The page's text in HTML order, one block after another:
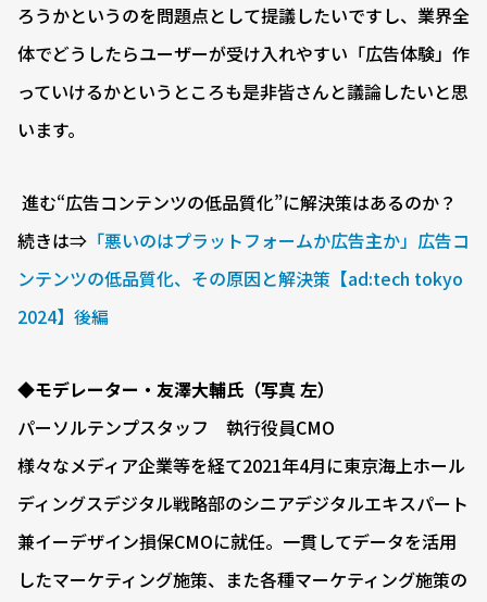
ろうかというのを問題点として提議したいですし、業界全
体でどうしたらユーザーが受け入れやすい「広告体験」作
っていけるかというところも是非皆さんと議論したいと思
います。
進む“広告コンテンツの低品質化”に解決策はあるのか？
続きは⇒ 「悪いのはプラットフォームか広告主か」広告コ
ンテンツの低品質化、その原因と解決策【ad:tech tokyo
2024】後編
◆モデレーター・友澤大輔氏（写真 左）
パーソルテンプスタッフ 執行役員CMO
様々なメディア企業等を経て2021年4月に東京海上ホール
ディングスデジタル戦略部のシニアデジタルエキスパート
兼イーデザイン損保CMOに就任。一貫してデータを活用
したマーケティング施策、また各種マーケティング施策の